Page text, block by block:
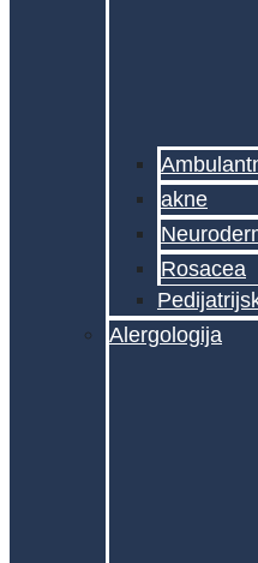
akne
Rosacea
Alergologija